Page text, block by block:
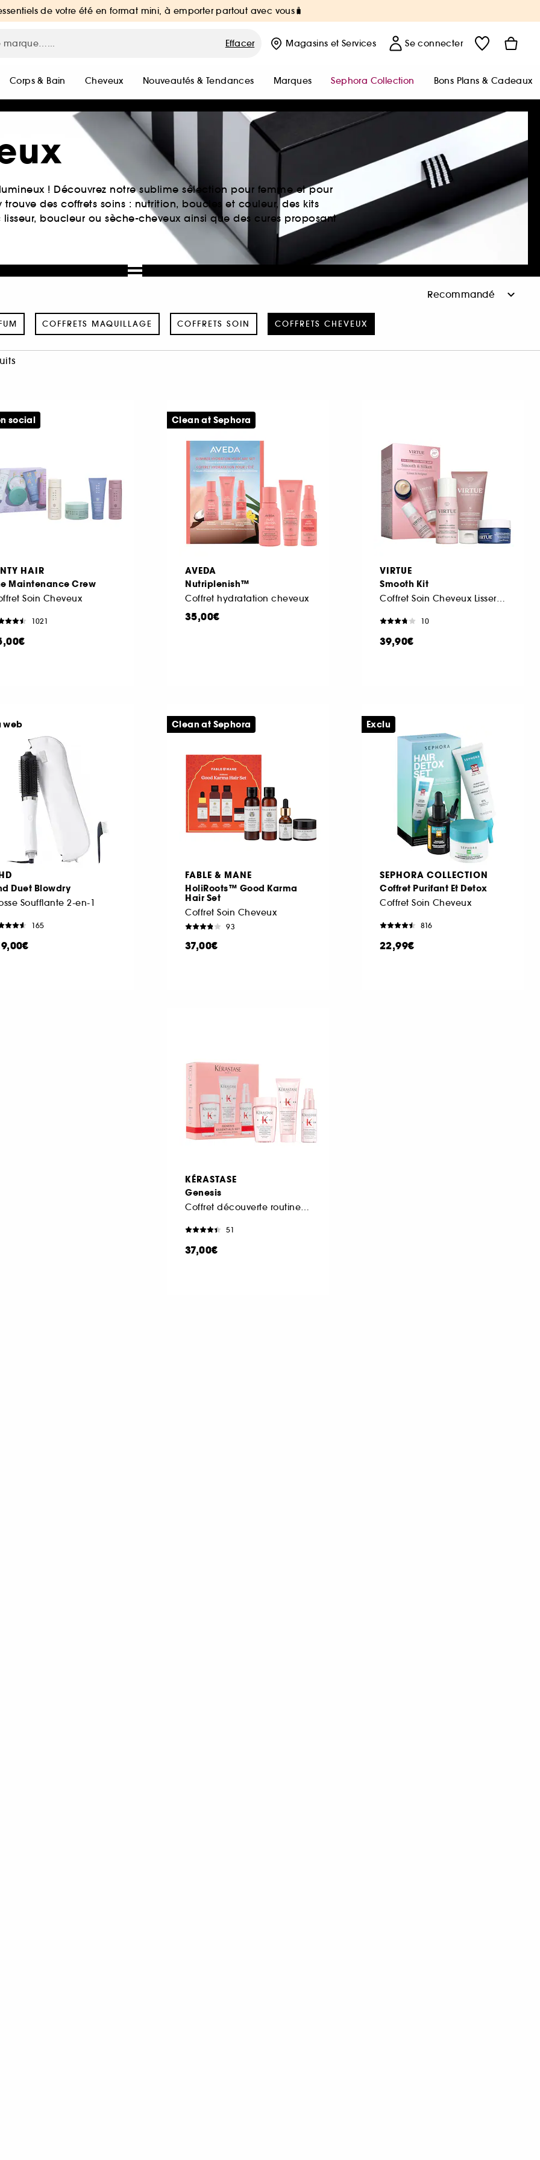
de votre été en format mini, à emporter partout avec vous🧳
Effacer Magasins et Services Se connecter
Corps & Bain Cheveux Nouveautés & Tendances Marques Sephora Collection Bons Plans & Cadeaux
! Découvrez notre sublime sélection pour femme et pour
des coffrets soins : nutrition, boucles et couleur, des kits
boucleur ou sèche-cheveux ainsi que des cures proposant
COFFRETS MAQUILLAGE COFFRETS SOIN COFFRETS CHEVEUX
HAIR
Maintenance Crew
Soin Cheveux
1021
social
AVEDA
Nutriplenish™
Coffret hydratation cheveux
35,00€
Clean at Sephora
VIRTUE
Smooth Kit
Coffret Soin Cheveux Lisser et Cibler
10
39,90€
Duet Blowdry
Soufflante 2-en-1
165
web
FABLE & MANE
HoliRoots™ Good Karma
Hair Set
Coffret Soin Cheveux
93
37,00€
Clean at Sephora
SEPHORA COLLECTION
Coffret Purifant Et Detox
Coffret Soin Cheveux
816
22,99€
Exclu
KÉRASTASE
Genesis
51
37,00€